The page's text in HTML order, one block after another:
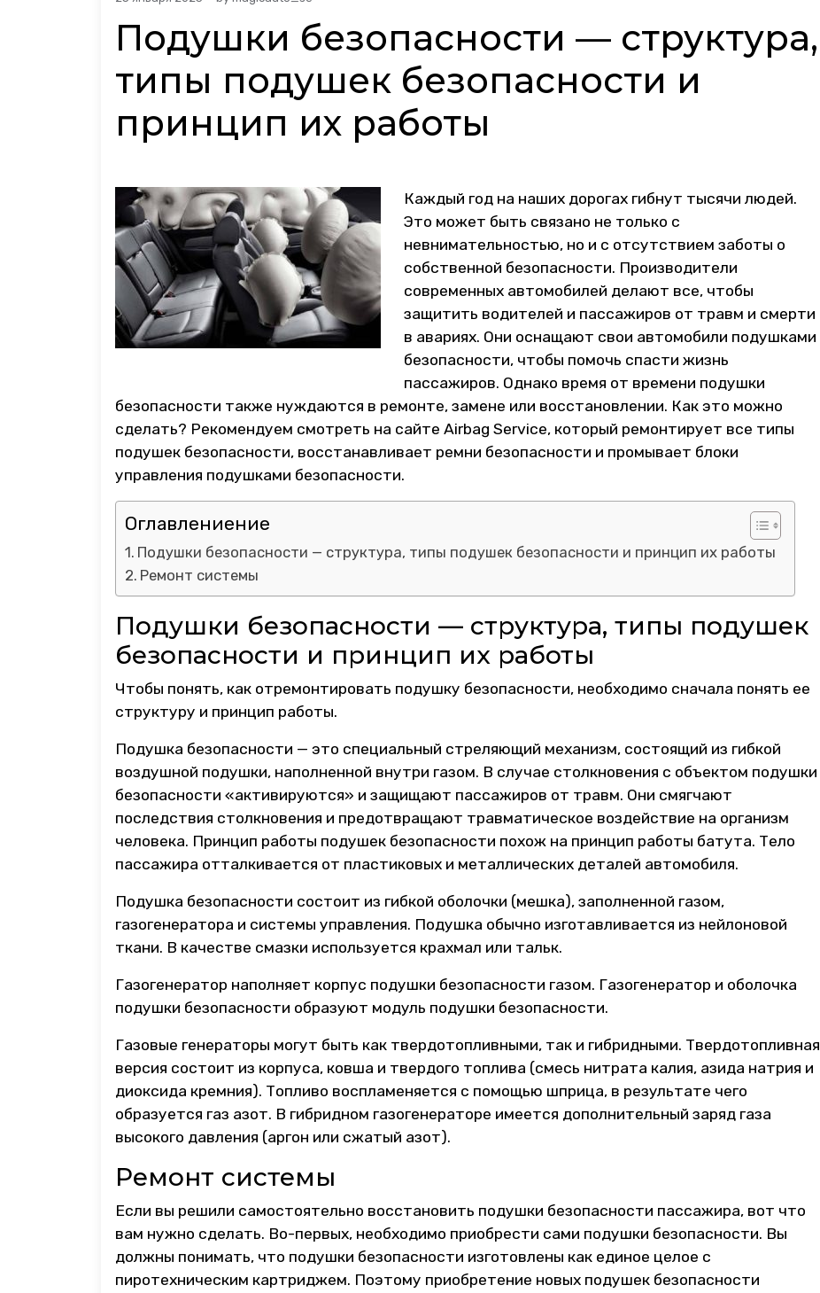
Подушки безопасности — структура,
типы подушек безопасности и
принцип их работы
Каждый год на наших дорогах гибнут тысячи людей.
Это может быть связано не только с
невнимательностью, но и с отсутствием заботы о
собственной безопасности. Производители
современных автомобилей делают все, чтобы
защитить водителей и пассажиров от травм и смерти
в авариях. Они оснащают свои автомобили подушками
безопасности, чтобы помочь спасти жизнь
пассажиров. Однако время от времени подушки
безопасности также нуждаются в ремонте, замене или восстановлении. Как это можно
сделать? Рекомендуем смотреть на сайте Airbag Service, который ремонтирует все типы
подушек безопасности, восстанавливает ремни безопасности и промывает блоки
управления подушками безопасности.
Оглавлениение
Подушки безопасности — структура, типы подушек безопасности и принцип их работы
Ремонт системы
Подушки безопасности — структура, типы подушек
безопасности и принцип их работы
Чтобы понять, как отремонтировать подушку безопасности, необходимо сначала понять ее
структуру и принцип работы.
Подушка безопасности — это специальный стреляющий механизм, состоящий из гибкой
воздушной подушки, наполненной внутри газом. В случае столкновения с объектом подушки
безопасности «активируются» и защищают пассажиров от травм. Они смягчают
последствия столкновения и предотвращают травматическое воздействие на организм
человека. Принцип работы подушек безопасности похож на принцип работы батута. Тело
пассажира отталкивается от пластиковых и металлических деталей автомобиля.
Подушка безопасности состоит из гибкой оболочки (мешка), заполненной газом,
газогенератора и системы управления. Подушка обычно изготавливается из нейлоновой
ткани. В качестве смазки используется крахмал или тальк.
Газогенератор наполняет корпус подушки безопасности газом. Газогенератор и оболочка
подушки безопасности образуют модуль подушки безопасности.
Газовые генераторы могут быть как твердотопливными, так и гибридными. Твердотопливная
версия состоит из корпуса, ковша и твердого топлива (смесь нитрата калия, азида натрия и
диоксида кремния). Топливо воспламеняется с помощью шприца, в результате чего
образуется газ азот. В гибридном газогенераторе имеется дополнительный заряд газа
высокого давления (аргон или сжатый азот).
Ремонт системы
Если вы решили самостоятельно восстановить подушки безопасности пассажира, вот что
вам нужно сделать. Во-первых, необходимо приобрести сами подушки безопасности. Вы
должны понимать, что подушки безопасности изготовлены как единое целое с
пиротехническим картриджем. Поэтому приобретение новых подушек безопасности